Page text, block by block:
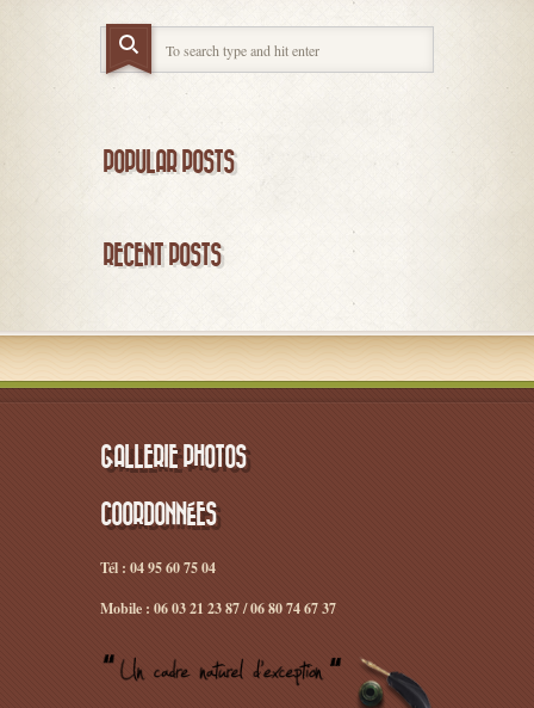
POPULAR POSTS
RECENT POSTS
GALLERIE PHOTOS
COORDONNÉES
Tél : 04 95 60 75 04
Mobile : 06 03 21 23 87 / 06 80 74 67 37